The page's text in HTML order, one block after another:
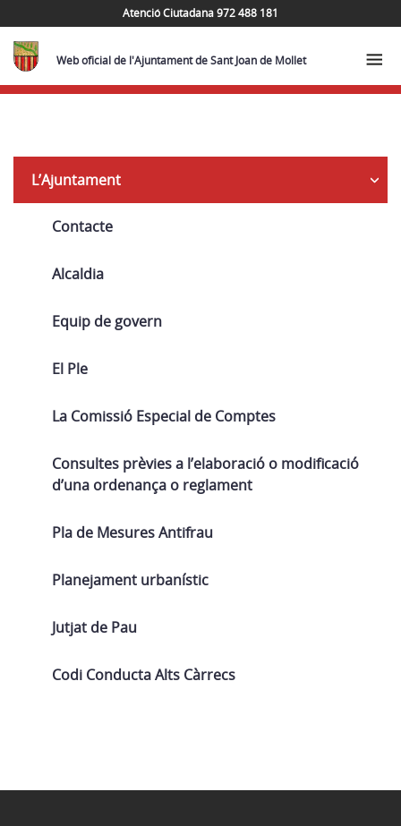
Atenció Ciutadana 972 488 181
Web oficial de l'Ajuntament de Sant Joan de Mollet
Navega
L’Ajuntament
Contacte
Alcaldia
Equip de govern
El Ple
La Comissió Especial de Comptes
Consultes prèvies a l’elaboració o modificació
d’una ordenança o reglament
Pla de Mesures Antifrau
Planejament urbanístic
Jutjat de Pau
Codi Conducta Alts Càrrecs